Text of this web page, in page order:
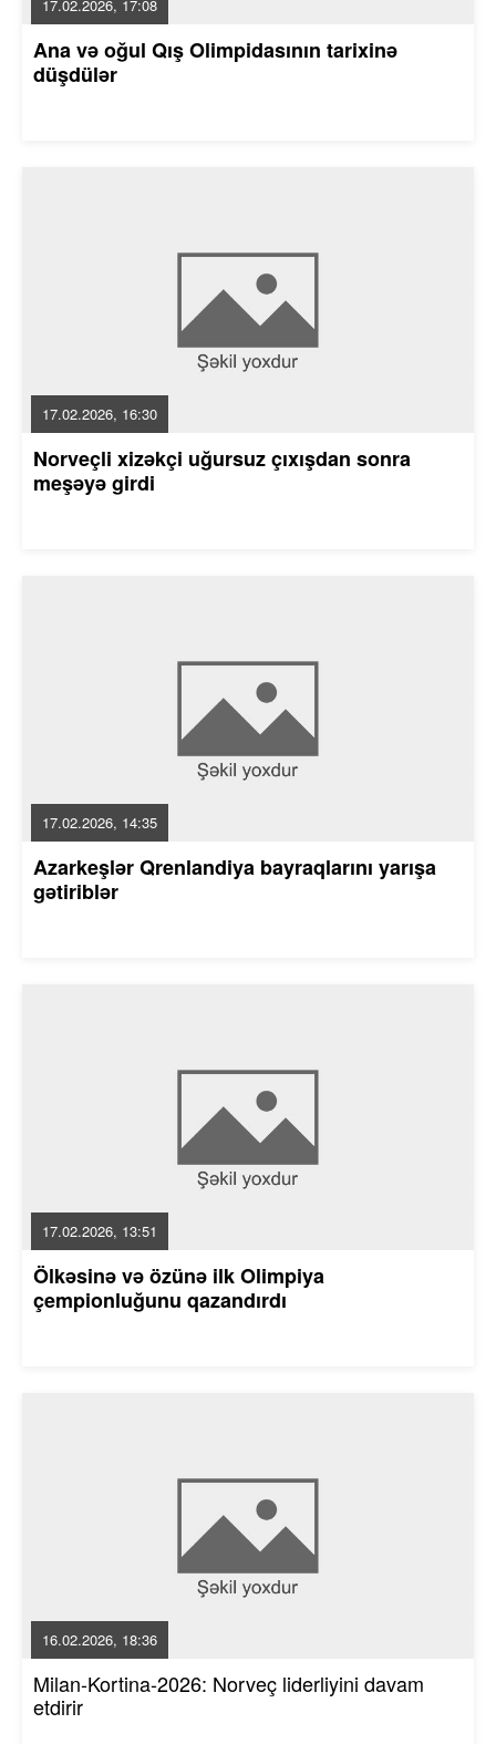
17.02.2026, 17:08
Ana və oğul Qış Olimpidasının tarixinə
düşdülər
17.02.2026, 16:30
Norveçli xizəkçi uğursuz çıxışdan sonra
meşəyə girdi
17.02.2026, 14:35
Azarkeşlər Qrenlandiya bayraqlarını yarışa
gətiriblər
17.02.2026, 13:51
Ölkəsinə və özünə ilk Olimpiya
çempionluğunu qazandırdı
16.02.2026, 18:36
Milan-Kortina-2026: Norveç liderliyini davam
etdirir